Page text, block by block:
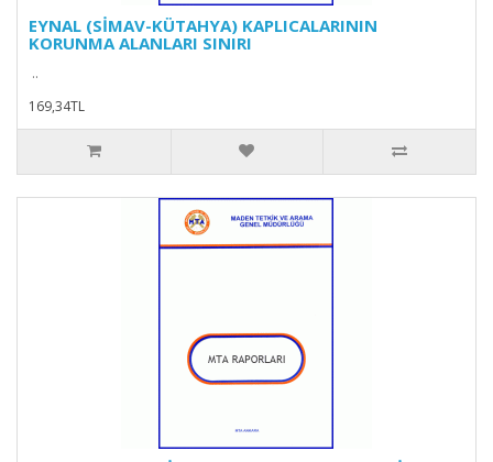
EYNAL (SİMAV-KÜTAHYA) KAPLICALARININ
KORUNMA ALANLARI SINIRI
..
169,34TL